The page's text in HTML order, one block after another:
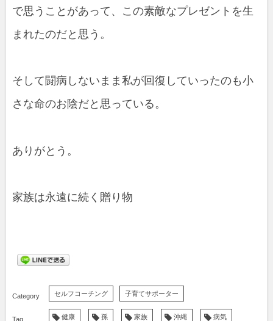
で思うことがあって、この素敵なプレゼントを生
まれたのだと思う。
そして闘病しないまま私が回復していったのも小
さな命のお陰だと思っている。
ありがとう。
家族は永遠に続く贈り物
セルフコーチング 子育てサポーター
健康 孫 家族 沖縄 病気